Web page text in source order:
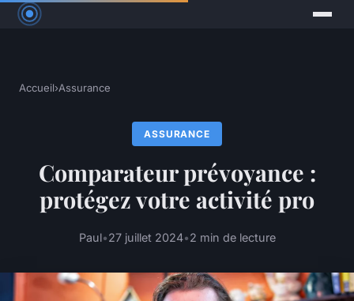
Accueil›Assurance
ASSURANCE
Comparateur prévoyance :
protégez votre activité pro
Paul•27 juillet 2024•2 min de lecture